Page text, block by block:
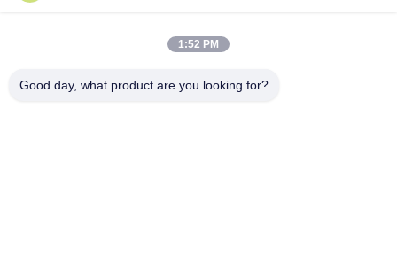
Χωριό Anxi, πόλη Yuping, νομός Hongya, Κίνα
86-28-37561966-8:00
1:52 PM
Good day, what product are you looking for?